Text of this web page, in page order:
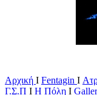
Αρχική Ι Fentagin I
Γ.Σ.Π Ι Η Πόλη Ι